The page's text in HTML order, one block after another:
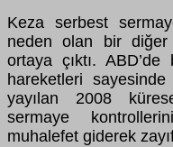
Keza serbest
neden olan bir diğer
ortaya çıktı.
hareketleri
yayılan 2008
sermaye
muhalefet giderek